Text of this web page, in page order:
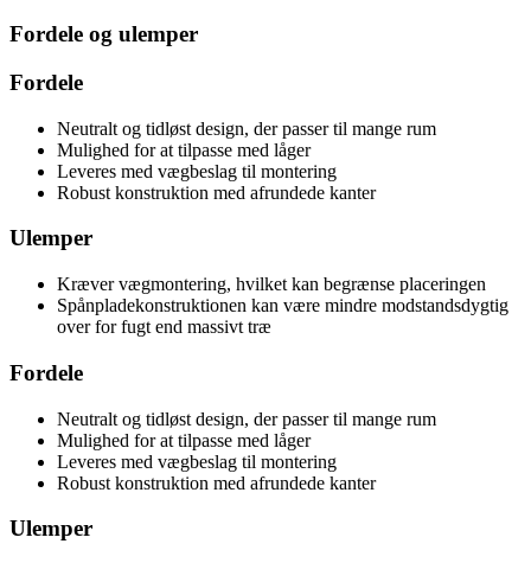
Fordele og ulemper
Fordele
Neutralt og tidløst design, der passer til mange rum
Mulighed for at tilpasse med låger
Leveres med vægbeslag til montering
Robust konstruktion med afrundede kanter
Ulemper
Kræver vægmontering, hvilket kan begrænse placeringen
Spånpladekonstruktionen kan være mindre modstandsdygtig
over for fugt end massivt træ
Fordele
Neutralt og tidløst design, der passer til mange rum
Mulighed for at tilpasse med låger
Leveres med vægbeslag til montering
Robust konstruktion med afrundede kanter
Ulemper